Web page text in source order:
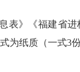
》《福建省进
为纸质（一式3